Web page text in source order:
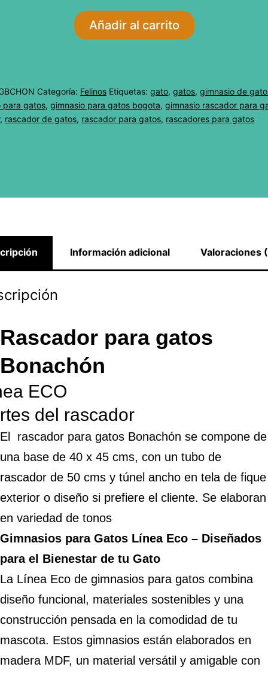
Bonachón
Linea
Añadir al carrito
Categoría: Felinos Etiquetas: gato, gatos, gimnasio de
para gatos, gimnasio para gatos bogota, gimnasio rascador para
, rascador de gatos, rascador para gatos, rascadores para gatos
Información adicional Valoraciones
Rascador para gatos
Bonachón
ECO
del rascador
El rascador para gatos Bonachón se compone de
una base de 40 x 45 cms, con un tubo de
rascador de 50 cms y túnel ancho en tela de fique
exterior o diseño si prefiere el cliente. Se elaboran
en variedad de tonos
Gimnasios para Gatos Línea Eco – Diseñados
para el Bienestar de tu Gato
La Línea Eco de gimnasios para gatos combina
diseño funcional, materiales sostenibles y una
construcción pensada en la comodidad de tu
mascota. Estos gimnasios están elaborados en
madera MDF, un material versátil y amigable con